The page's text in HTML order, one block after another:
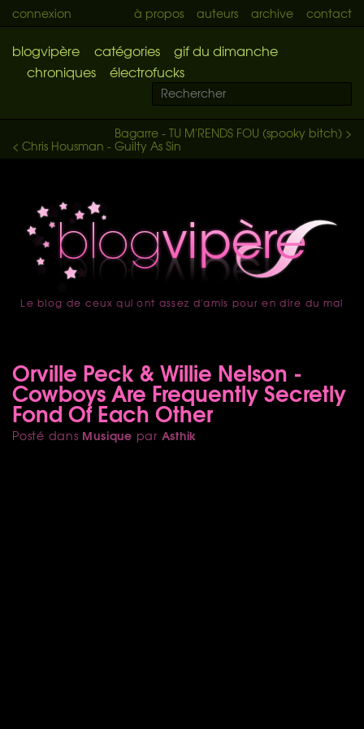
connexion à propos auteurs archive contact
blogvipère catégories
gif du dimanche
chroniques
électrofucks
Bagarre - TU M'RENDS FOU (spooky bitch) >
< Chris Housman - Guilty As Sin
accueil
Le blog de ceux qui ont assez d'amis pour en dire du mal
Orville Peck & Willie Nelson -
Cowboys Are Frequently Secretly
Fond Of Each Other
Posté dans Musique par Asthik